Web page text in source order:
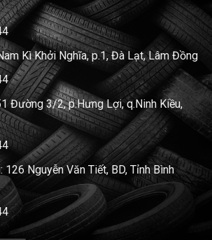
Kì Khởi Nghĩa, p.1, Đà Lạt, Lâm Đồng
Đường 3/2, p.Hưng Lợi, q.Ninh Kiều,
126 Nguyễn Văn Tiết, BD, Tỉnh Bình